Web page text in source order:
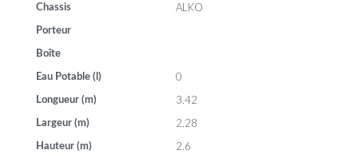
Chassis ALKO
Porteur
Boîte
Eau Potable (l) 0
Longueur (m) 3.42
Largeur (m) 2.28
Hauteur (m) 2.6